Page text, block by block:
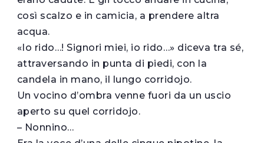
così scalzo e in camicia, a prendere altra
acqua.
«Io rido…! Signori miei, io rido…» diceva tra sé,
attraversando in punta di piedi, con la
candela in mano, il lungo corridojo.
Un vocino d’ombra venne fuori da un uscio
aperto su quel corridojo.
– Nonnino…